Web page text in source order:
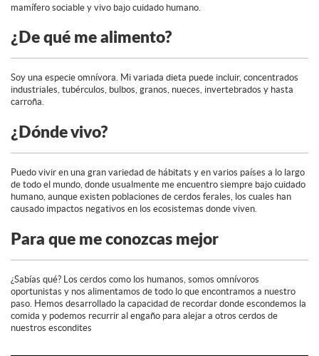
mamífero sociable y vivo bajo cuidado humano.
¿De qué me alimento?
Soy una especie omnívora. Mi variada dieta puede incluir, concentrados
industriales, tubérculos, bulbos, granos, nueces, invertebrados y hasta
carroña.
¿Dónde vivo?
Puedo vivir en una gran variedad de hábitats y en varios países a lo largo
de todo el mundo, donde usualmente me encuentro siempre bajo cuidado
humano, aunque existen poblaciones de cerdos ferales, los cuales han
causado impactos negativos en los ecosistemas donde viven.
Para que me conozcas mejor
¿Sabías qué? Los cerdos como los humanos, somos omnívoros
oportunistas y nos alimentamos de todo lo que encontramos a nuestro
paso. Hemos desarrollado la capacidad de recordar donde escondemos la
comida y podemos recurrir al engaño para alejar a otros cerdos de
nuestros escondites